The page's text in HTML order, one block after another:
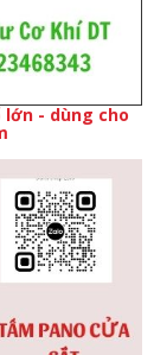
- dùng cho